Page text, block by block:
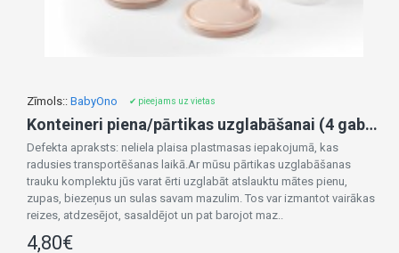
Zīmols:: BabyOno ✔ pieejams uz vietas
Konteineri piena/pārtikas uzglabāšanai (4 gab.) 1028/01-nocenots, iepakojuma defekts
Defekta apraksts: neliela plaisa plastmasas iepakojumā, kas
radusies transportēšanas laikā.Ar mūsu pārtikas uzglabāšanas
trauku komplektu jūs varat ērti uzglabāt atslauktu mātes pienu,
zupas, biezeņus un sulas savam mazulim. Tos var izmantot vairākas
reizes, atdzesējot, sasaldējot un pat barojot maz..
4,80€